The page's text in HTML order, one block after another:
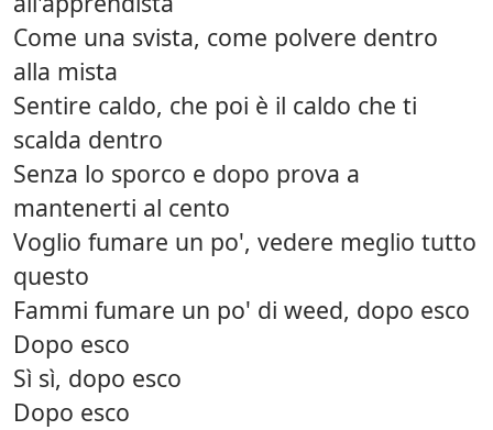
Come una svista, come polvere dentro
alla mista
Sentire caldo, che poi è il caldo che ti
scalda dentro
Senza lo sporco e dopo prova a
mantenerti al cento
Voglio fumare un po', vedere meglio tutto
questo
Fammi fumare un po' di weed, dopo esco
Dopo esco
Sì sì, dopo esco
Dopo esco